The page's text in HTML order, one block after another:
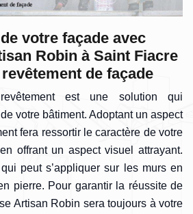
votre façade avec
Robin à Saint Fiacre
de façade
revêtement est une solution qui
votre bâtiment. Adoptant un aspect
fera ressortir le caractère de votre
offrant un aspect visuel attrayant.
peut s’appliquer sur les murs en
pierre. Pour garantir la réussite de
Artisan Robin sera toujours à votre